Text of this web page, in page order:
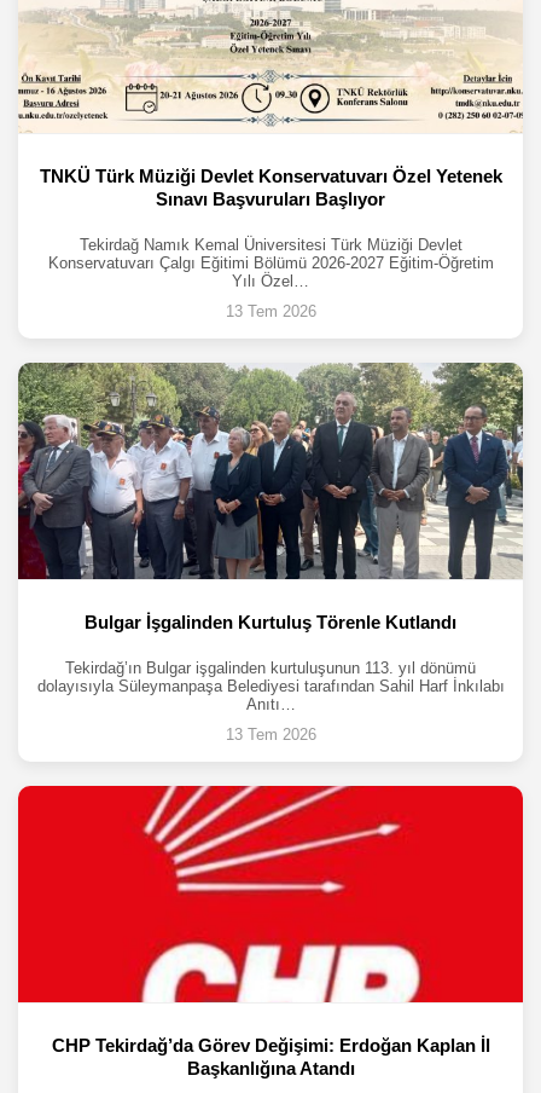
TNKÜ Türk Müziği Devlet Konservatuvarı Özel Yetenek
Sınavı Başvuruları Başlıyor
Tekirdağ Namık Kemal Üniversitesi Türk Müziği Devlet
Konservatuvarı Çalgı Eğitimi Bölümü 2026-2027 Eğitim-Öğretim
Yılı Özel…
13 Tem 2026
Bulgar İşgalinden Kurtuluş Törenle Kutlandı
Tekirdağ’ın Bulgar işgalinden kurtuluşunun 113. yıl dönümü
dolayısıyla Süleymanpaşa Belediyesi tarafından Sahil Harf İnkılabı
Anıtı…
13 Tem 2026
CHP Tekirdağ’da Görev Değişimi: Erdoğan Kaplan İl
Başkanlığına Atandı